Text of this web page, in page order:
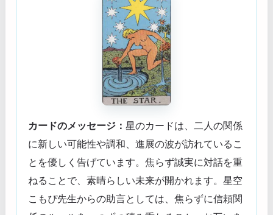
カードのメッセージ： 星のカードは、二人の関係
に新しい可能性や調和、進展の波が訪れているこ
とを優しく告げています。焦らず誠実に対話を重
ねることで、素晴らしい未来が開かれます。星空
こもぴ先生からの助言としては、焦らずに信頼関